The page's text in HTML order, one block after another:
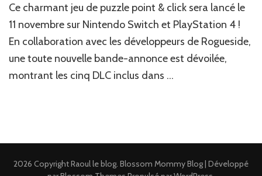
à
un
cours
d’histoire
Ce charmant jeu de puzzle point & click sera lancé le
11 novembre sur Nintendo Switch et PlayStation 4 !
En collaboration avec les développeurs de Rogueside,
une toute nouvelle bande-annonce est dévoilée,
montrant les cinq DLC inclus dans …
2026 CopyrightRaoul le blog Blossom Mommy Blog | Développé